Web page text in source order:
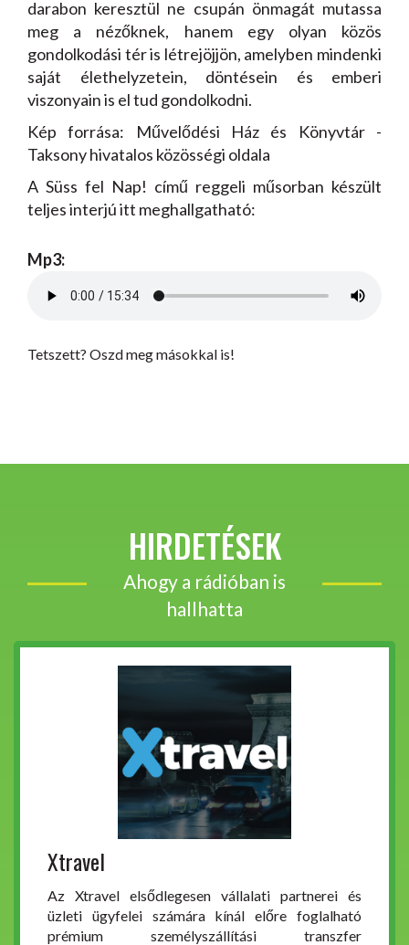
darabon keresztül ne csupán önmagát mutassa
meg a nézőknek, hanem egy olyan közös
gondolkodási tér is létrejöjjön, amelyben mindenki
saját élethelyzetein, döntésein és emberi
viszonyain is el tud gondolkodni.
Kép forrása: Művelődési Ház és Könyvtár -
Taksony hivatalos közösségi oldala
A Süss fel Nap! című reggeli műsorban készült
teljes interjú itt meghallgatható:
Mp3:
Tetszett? Oszd meg másokkal is!
HIRDETÉSEK
Ahogy a rádióban is
hallhatta
Xtravel
Az Xtravel elsődlegesen vállalati partnerei és
üzleti ügyfelei számára kínál előre foglalható
prémium személyszállítási transzfer